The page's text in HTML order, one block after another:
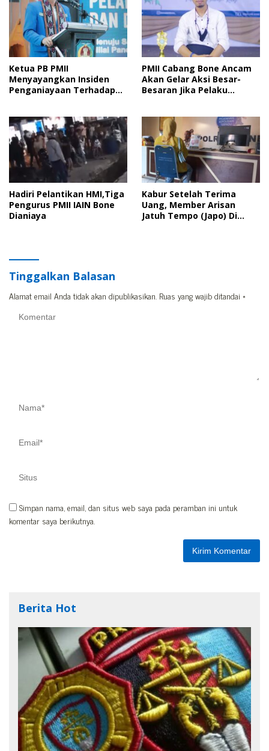
Ketua PB PMII
Menyayangkan Insiden
Penganiayaan Terhadap
PMII Cabang Bone Ancam
Akan Gelar Aksi Besar-
Besaran Jika Pelaku
Hadiri Pelantikan HMI,Tiga
Pengurus PMII IAIN Bone
Dianiaya
Kabur Setelah Terima
Uang, Member Arisan
Jatuh Tempo (Japo) Di
Tinggalkan Balasan
Alamat email Anda tidak akan dipublikasikan. Ruas yang wajib ditandai *
Simpan nama, email, dan situs web saya pada peramban ini untuk
komentar saya berikutnya.
Berita Hot